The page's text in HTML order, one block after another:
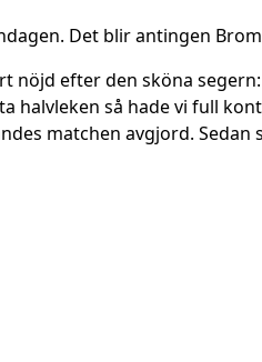
Det blir antingen
nöjd efter den sköna segern:
halvleken så hade vi full
matchen avgjord.